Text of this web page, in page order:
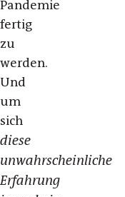
Pandemie
fertig
zu
werden.
Und
um
sich
diese
unwahrscheinliche
Erfahrung